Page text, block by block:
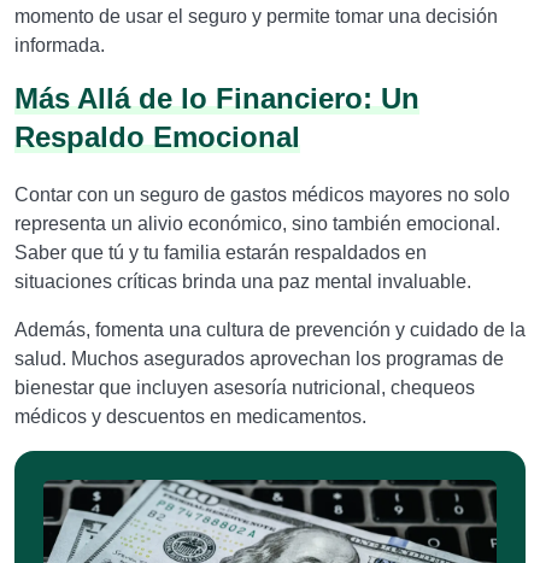
momento de usar el seguro y permite tomar una decisión
informada.
Más Allá de lo Financiero: Un
Respaldo Emocional
Contar con un seguro de gastos médicos mayores no solo
representa un alivio económico, sino también emocional.
Saber que tú y tu familia estarán respaldados en
situaciones críticas brinda una paz mental invaluable.
Además, fomenta una cultura de prevención y cuidado de la
salud. Muchos asegurados aprovechan los programas de
bienestar que incluyen asesoría nutricional, chequeos
médicos y descuentos en medicamentos.